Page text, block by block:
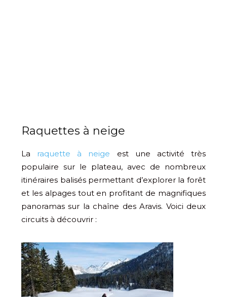
Raquettes à neige
La raquette à neige est une activité très
populaire sur le plateau, avec de nombreux
itinéraires balisés permettant d’explorer la forêt
et les alpages tout en profitant de magnifiques
panoramas sur la chaîne des Aravis. Voici deux
circuits à découvrir :